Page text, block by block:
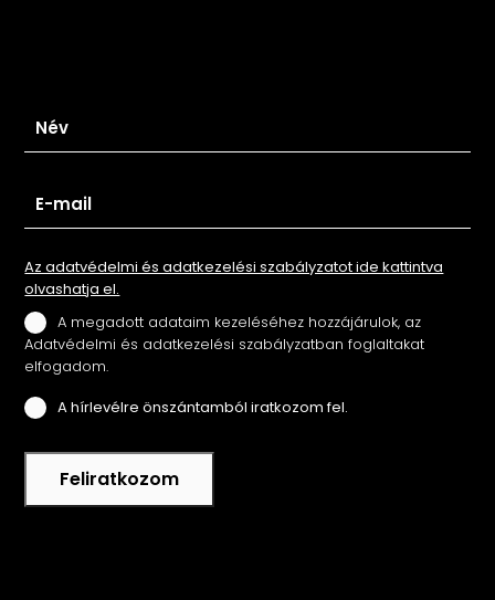
Az adatvédelmi és adatkezelési szabályzatot ide kattintva
olvashatja el.
A megadott adataim kezeléséhez hozzájárulok, az
Adatvédelmi és adatkezelési szabályzatban foglaltakat
elfogadom.
A hírlevélre önszántamból iratkozom fel.
Feliratkozom